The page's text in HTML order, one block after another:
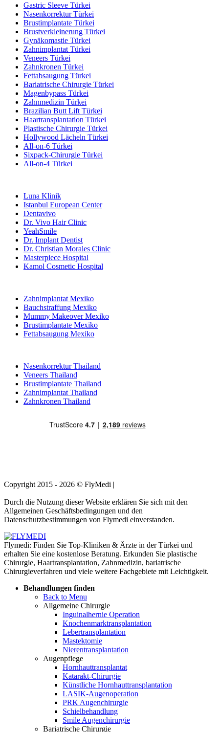
Gastric Sleeve Türkei
Nasenkorrektur Türkei
Brustimplantate Türkei
Brustverkleinerung Türkei
Gynäkomastie Türkei
Zahnimplantat Türkei
Veneers Türkei
Zahnkronen Türkei
Fettabsaugung Türkei
Bariatrische Chirurgie Türkei
Magenbypass Türkei
Zahnmedizin Türkei
Brazilian Butt Lift Türkei
Haartransplantation Türkei
Plastische Chirurgie Türkei
Hollywood Lächeln Türkei
All-on-6 Türkei
Sixpack-Chirurgie Türkei
All-on-4 Türkei
Luna Klinik
Istanbul European Center
Dentavivo
Dr. Vivo Hair Clinic
YeahSmile
Dr. Implant Dentist
Dr. Christian Morales Clinic
Masterpiece Hospital
Kamol Cosmetic Hospital
Zahnimplantat Mexiko
Bauchstraffung Mexiko
Mummy Makeover Mexiko
Brustimplantate Mexiko
Fettabsaugung Mexiko
Nasenkorrektur Thailand
Veneers Thailand
Brustimplantate Thailand
Zahnimplantat Thailand
Zahnkronen Thailand
Copyright 2015 - 2026 © FlyMedi |
|
Durch die Nutzung dieser Website erklären Sie sich mit den
Allgemeinen Geschäftsbedingungen und den
Datenschutzbestimmungen von Flymedi einverstanden.
Flymedi: Finden Sie Top-Kliniken & Ärzte in der Türkei und
erhalten Sie eine kostenlose Beratung. Erkunden Sie plastische
Chirurgie, Haartransplantation, Zahnmedizin, bariatrische
Chirurgieverfahren und viele weitere Fachgebiete mit Leichtigkeit.
Behandlungen finden
Back to Menu
Allgemeine Chirurgie
Inguinalhernie Operation
Knochenmarktransplantation
Lebertransplantation
Mastektomie
Nierentransplantation
Augenpflege
Hornhauttransplantat
Katarakt-Chirurgie
Künstliche Hornhauttransplantation
LASIK-Augenoperation
PRK Augenchirurgie
Schielbehandlung
Smile Augenchirurgie
Bariatrische Chirurgie